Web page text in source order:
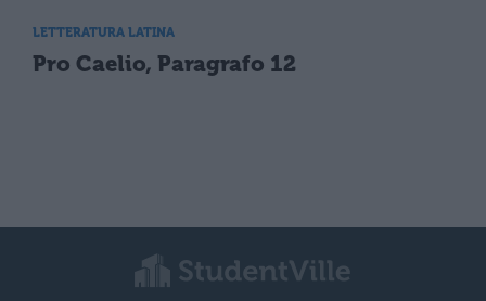
LETTERATURA LATINA
Pro Caelio, Paragrafo 12